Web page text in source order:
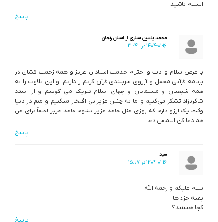
السلام باشید
پاسخ
محمد یاسین ستاری از استان زنجان
1404-01-16 در 22:42
با عرض سلام و ادب و احترام خدمت استادان عزیز و همه زحمت کشان در
برنامه قرآنی محفل و آرزوی سربلندی قرآن کریم را داریم. و این تلاوت را به
همه شیعیان و مسلمانان و جهان اسلام تبریک می گوییم و از استاد
شاکرنژاد تشکر می‌کنیم و ما به چنین عزیزانی افتخار میکنیم و منم در دنیا
وقت یک ارزو دارم که روزی مثل حامد عزیز بشوم حامد عزیز لطفاً برای من
هم دعا کن التماس دعا
پاسخ
سید
1404-01-16 در 15:07
سلام علیکم و رحمة الله
بقیه جزء ها
کجا هستند؟
پاسخ